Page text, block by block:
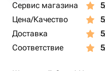
Сервис магазина 5
Цена/Качество
5
Доставка
5
Соответствие
5